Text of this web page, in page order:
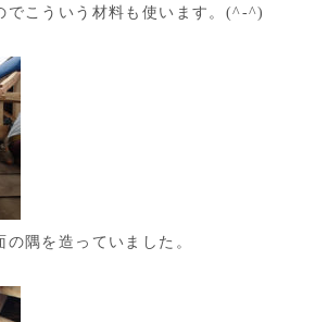
でこういう材料も使います。(^-^)
隅を造っていました。